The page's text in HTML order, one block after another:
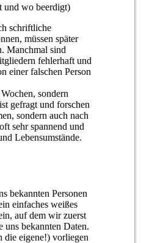
und wo beerdigt)
schriftliche
müssen später
Manchmal sind
fehlerhaft und
einer falschen Person
sondern
gefragt und forschen
sondern auch nach
sehr spannend und
Lebensumstände.
bekannten Personen
einfaches weißes
auf dem wir zuerst
uns bekannten Daten.
die eigene!) vorliegen